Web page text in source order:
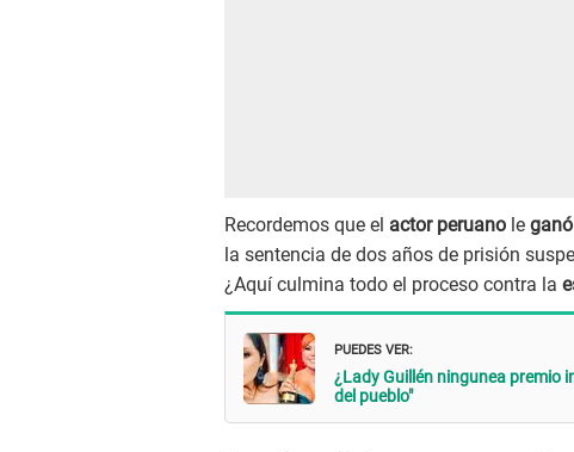
Recordemos que el actor peruano le
la sentencia de dos años de prisión
¿Aquí culmina todo el proceso contra la
PUEDES VER:
¿Lady Guillén ningunea premio
del pueblo"